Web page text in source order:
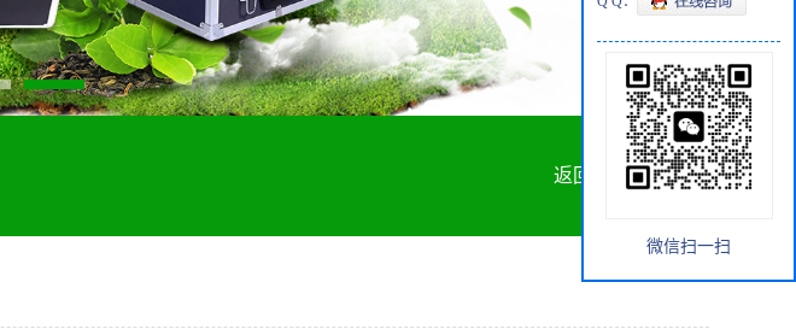
返回首页
微信扫一扫